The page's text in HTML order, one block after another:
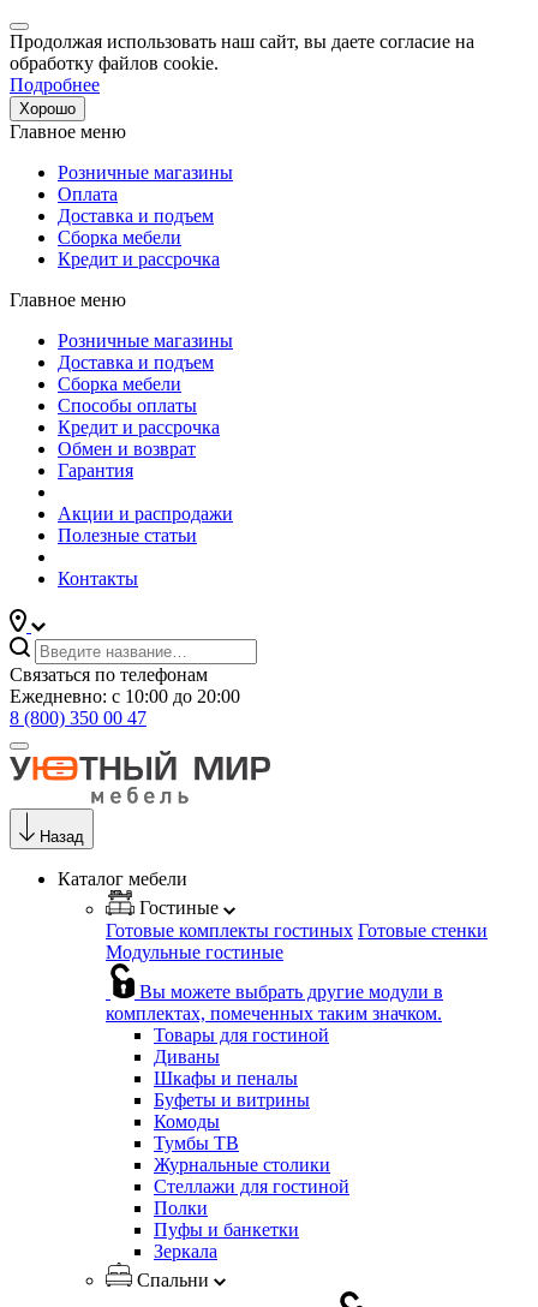
Продолжая использовать наш сайт, вы даете согласие на
обработку файлов cookie.
Подробнее
Хорошо
Главное меню
Розничные магазины
Оплата
Доставка и подъем
Сборка мебели
Кредит и рассрочка
Главное меню
Розничные магазины
Доставка и подъем
Сборка мебели
Способы оплаты
Кредит и рассрочка
Обмен и возврат
Гарантия
Акции и распродажи
Полезные статьи
Контакты
Связаться по телефонам
Ежедневно: с 10:00 до 20:00
8 (800) 350 00 47
Назад
Каталог мебели
Гостиные
Готовые комплекты гостиных Готовые стенки
Модульные гостиные
Вы можете выбрать другие модули в
комплектах, помеченных таким значком.
Товары для гостиной
Диваны
Шкафы и пеналы
Буфеты и витрины
Комоды
Тумбы ТВ
Журнальные столики
Стеллажи для гостиной
Полки
Пуфы и банкетки
Зеркала
Спальни